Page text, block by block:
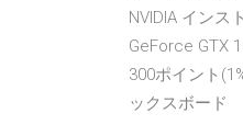
NVIDIA インス
GeForce GTX
300ポイント
ックスボード